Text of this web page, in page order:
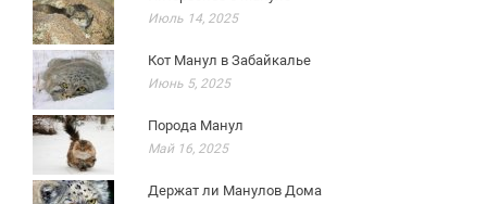
Июль 14, 2025
Кот Манул в Забайкалье
Июнь 5, 2025
Порода Манул
Май 16, 2025
Держат ли Манулов Дома